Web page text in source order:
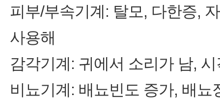
피부/부속기계: 탈모, 다한증,
사용해
감각기계: 귀에서 소리가 남,
비뇨기계: 배뇨빈도 증가, 배뇨